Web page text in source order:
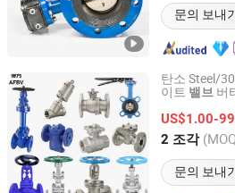
문의 보내
탄소 Steel/
이트 밸브 버
추에이터 중
US$1.00-
2 조각
문의 보내
Wenzhou Afbv Valve Fittings Co.,
Zhejiang, China 이후